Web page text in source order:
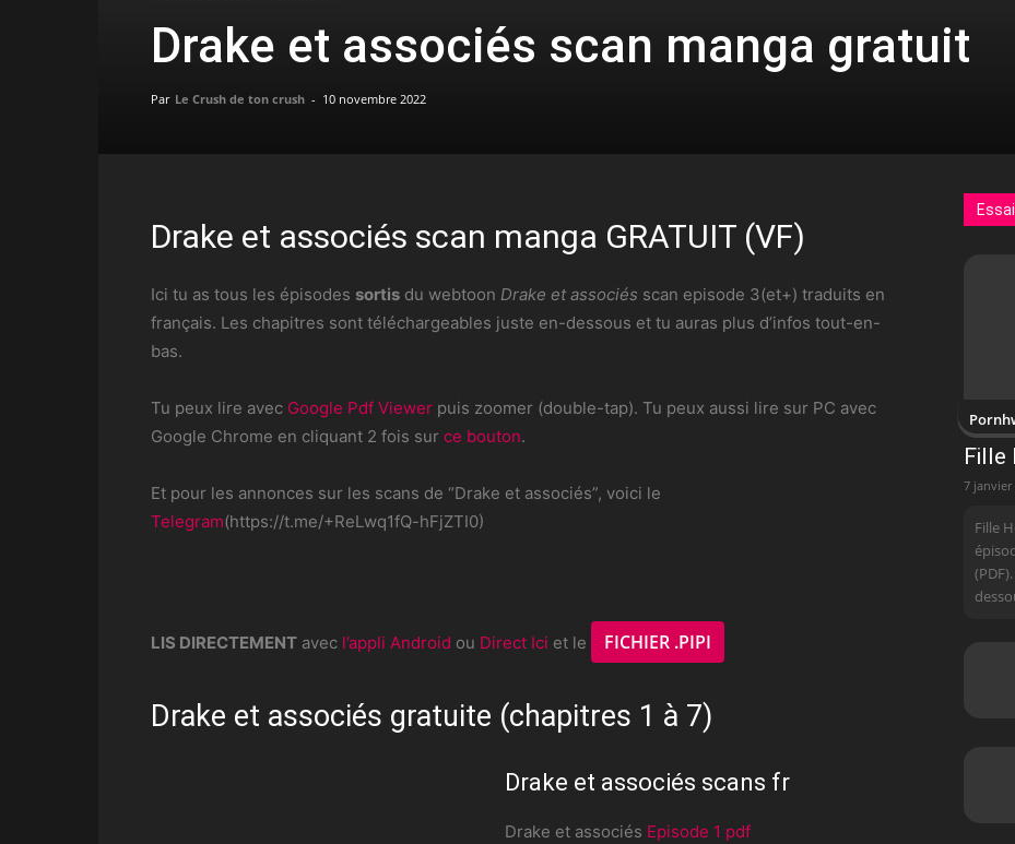
Drake et associés scan manga gratuit
Par Le Crush de ton crush - 10 novembre 2022
Drake et associés scan manga GRATUIT (VF)
Ici tu as tous les épisodes sortis du webtoon Drake et associés scan episode 3(et+) traduits en
français. Les chapitres sont téléchargeables juste en-dessous et tu auras plus d’infos tout-en-
bas.
Tu peux lire avec Google Pdf Viewer puis zoomer (double-tap). Tu peux aussi lire sur PC avec
Google Chrome en cliquant 2 fois sur ce bouton.
Et pour les annonces sur les scans de “Drake et associés”, voici le
Telegram(https://t.me/+ReLwq1fQ-hFjZTI0)
LIS DIRECTEMENT avec l’appli Android ou Direct Ici et le FICHIER .PIPI
Drake et associés gratuite (chapitres 1 à 7)
Drake et associés scans fr
Drake et associés Episode 1 pdf
Fille
7 janvier
Fille